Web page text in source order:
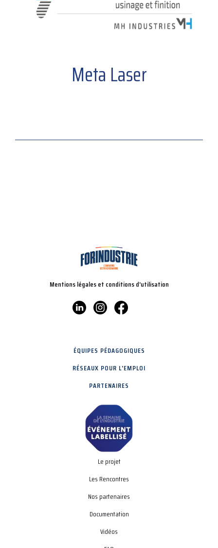
Meta Laser
Mentions légales et conditions d'utilisation
ÉQUIPES PÉDAGOGIQUES
RÉSEAUX POUR L'EMPLOI
PARTENAIRES
Le projet
Les Rencontres
Nos partenaires
Documentation
Vidéos